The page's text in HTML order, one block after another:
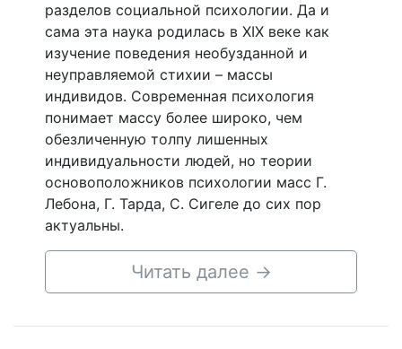
разделов социальной психологии. Да и
сама эта наука родилась в XIX веке как
изучение поведения необузданной и
неуправляемой стихии – массы
индивидов. Современная психология
понимает массу более широко, чем
обезличенную толпу лишенных
индивидуальности людей, но теории
основоположников психологии масс Г.
Лебона, Г. Тарда, С. Сигеле до сих пор
актуальны.
Читать далее →